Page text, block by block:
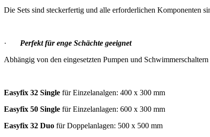
Die Sets sind steckerfertig und alle erforderlichen Komponenten
· Perfekt für enge Schächte geeignet
Abhängig von den eingesetzten Pumpen und
Easyfix 32 Single für Einzelanalgen: 400 x 300 mm
Easyfix 50 Single für Einzelanlagen: 600 x 300 mm
Easyfix 32 Duo für Doppelanlagen: 500 x 500 mm